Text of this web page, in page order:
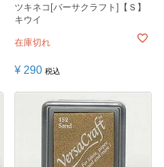
ツキネコ[バーサクラフト]【Ｓ】
キウイ
在庫切れ
¥ 290 税込